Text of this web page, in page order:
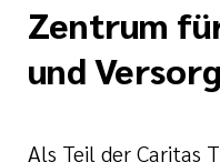
cts
Zentrum
und
Als Teil der Caritas